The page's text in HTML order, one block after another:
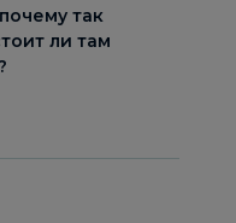
так
ли там